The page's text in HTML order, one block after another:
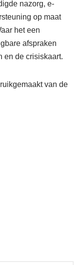
nazorg, e-
op maat
het een
afspraken
en de crisiskaart.
van de